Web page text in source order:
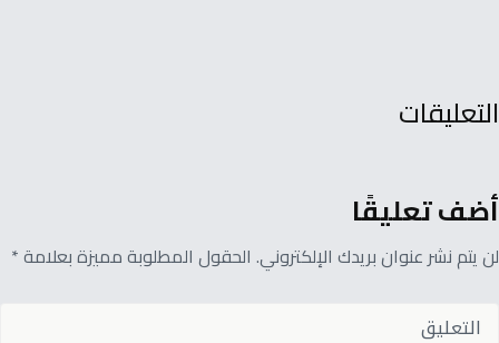
التعليقات
أضف تعليقًا
لن يتم نشر عنوان بريدك الإلكتروني. الحقول المطلوبة مميزة بعلامة *